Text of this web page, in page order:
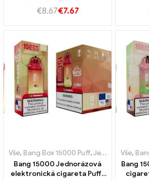
€8.67€7.67
Vše, Bang Box 15000 Puff,Jednorázové e-cigarety Švédsko
Bang 15000 Jednorázová
elektronická cigareta Puffs
Vše,
Bang